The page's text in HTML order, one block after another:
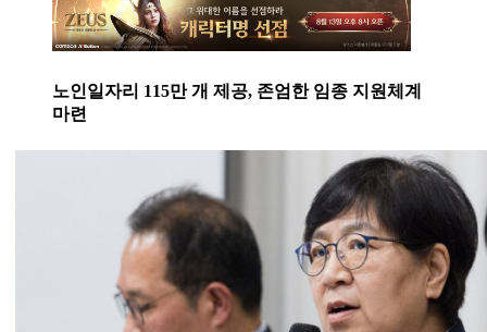
노인일자리 115만 개 제공, 존엄한 임종 지원체계
마련